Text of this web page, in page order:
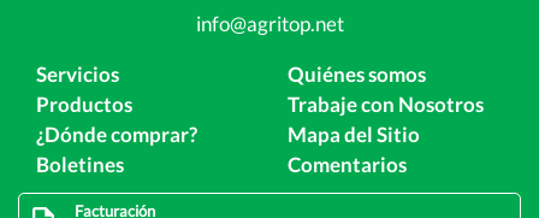
info@agritop.net
Servicios
Productos
¿Dónde comprar?
Boletines
Quiénes somos
Trabaje con Nosotros
Mapa del Sitio
Comentarios
Facturación